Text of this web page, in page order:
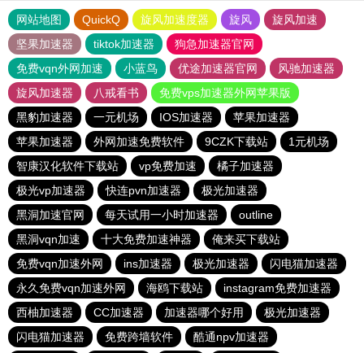
网站地图 QuickQ 旋风加速度器 旋风
旋风加速
坚果加速器
tiktok加速器
狗急加速器官网
免费vqn外网加速
小蓝鸟 优途加速器官网
风驰加速器
旋风加速器
八戒看书
免费vps加速器外网苹果版
黑豹加速器
一元机场 IOS加速器
苹果加速器
苹果加速器
外网加速免费软件 9CZK下载站
1元机场
智康汉化软件下载站
vp免费加速
橘子加速器
极光vp加速器
快连pvn加速器
极光加速器
黑洞加速官网
每天试用一小时加速器
outline
黑洞vqn加速
十大免费加速神器
俺来买下载站
免费vqn加速外网
ins加速器 极光加速器
闪电猫加速器
永久免费vqn加速外网
海鸥下载站
instagram免费加速器
西柚加速器
CC加速器 加速器哪个好用
极光加速器
闪电猫加速器
免费跨墙软件 酷通npv加速器